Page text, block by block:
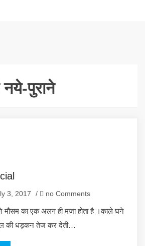
नये-पुराने
3, 2017 / no Comments
मौसम का एक अलग ही मजा होता है ।काले घने
की धड़कन तेज कर देती…